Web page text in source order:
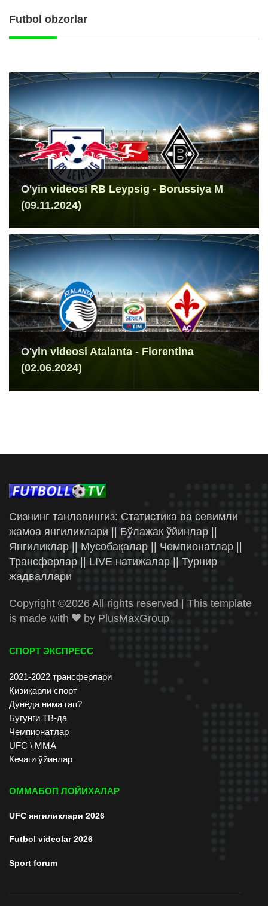
Futbol obzorlar
O'yin videosi RB Leypsig - Borussiya M
(09.11.2024)
O'yin videosi Atalanta - Fiorentina
(02.06.2024)
Сизнинг танловингиз: Статистика ва севимли
жамоа янгиликлари || Бўлажак ўйинлар ||
Янгиликлар || Мусобақалар || Чемпионатлар ||
Трансферлар || LIVE натижалар || Турнир
жадваллари
Copyright ©2026 All rights reserved | This template
is made with
by PlusMaxGroup
СПОРТ ЭКСПРЕСС
2021-2022 трансферлари
Қизиқарли спорт
Дунёда нима гап?
Бугунги ТВ-да
Чемпионатлар
UFC \ ММА
Кечаги ўйинлар
ОММАБОП ЛОЙИХАЛАР
UFC янгиликлари 2026
Futbol videolar 2026
Sport forum